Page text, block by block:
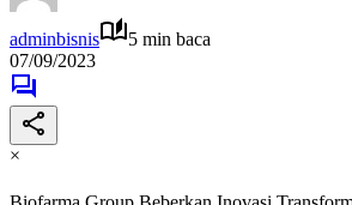
adminbisnis
5 min baca
07/09/2023
×